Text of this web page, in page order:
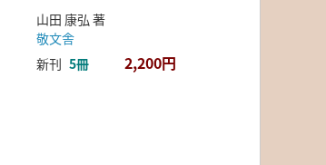
山田 康弘 著
敬文舎
新刊 5冊 2,200円